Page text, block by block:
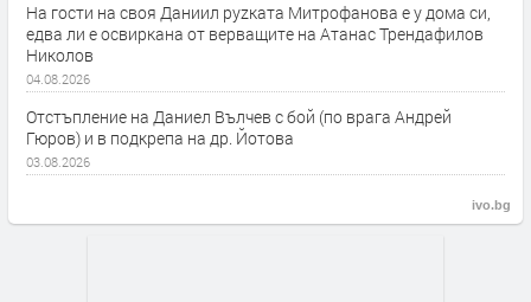
На гости на своя Даниил руzката Митрофанова е у дома си,
едва ли е освиркана от верващите на Атанас Трендафилов
Николов
04.08.2026
Отстъпление на Даниел Вълчев с бой (по врага Андрей
Гюров) и в подкрепа на др. Йотова
03.08.2026
ivo.bg